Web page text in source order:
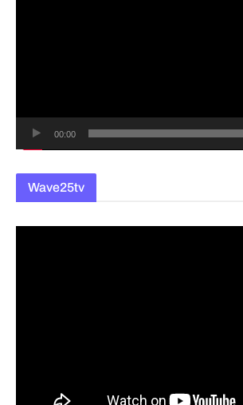
00:00
Wave25tv